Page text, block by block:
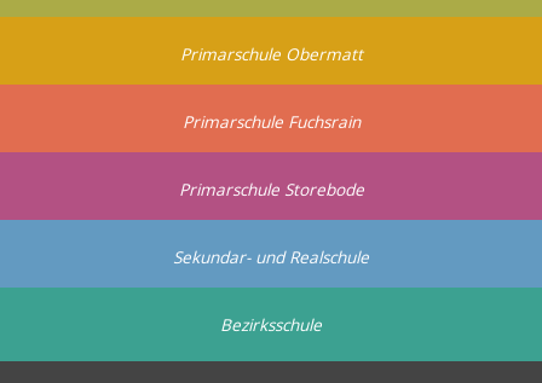
Primarschule Obermatt
Primarschule Fuchsrain
Primarschule Storebode
Sekundar- und Realschule
Bezirksschule